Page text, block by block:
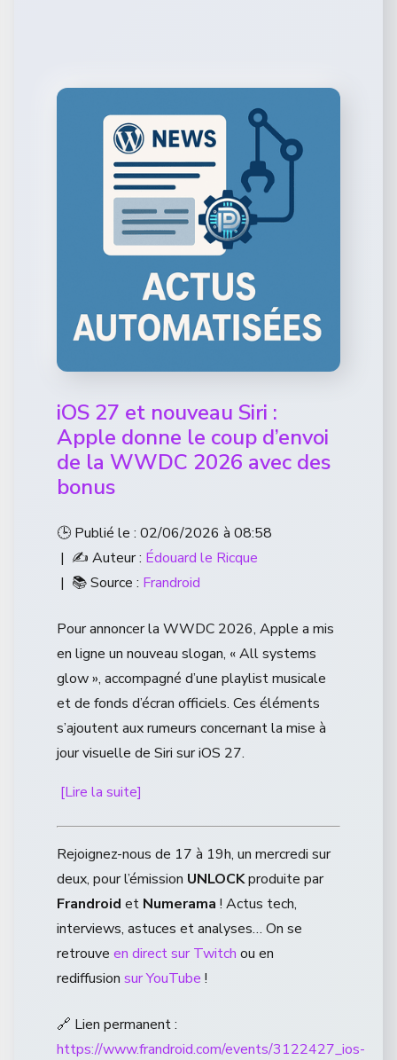
iOS 27 et nouveau Siri :
Apple donne le coup d’envoi
de la WWDC 2026 avec des
bonus
🕒 Publié le : 02/06/2026 à 08:58
| ✍️ Auteur : Édouard le Ricque
| 📚 Source : Frandroid
Pour annoncer la WWDC 2026, Apple a mis
en ligne un nouveau slogan, « All systems
glow », accompagné d’une playlist musicale
et de fonds d’écran officiels. Ces éléments
s’ajoutent aux rumeurs concernant la mise à
jour visuelle de Siri sur iOS 27.
[Lire la suite]
Rejoignez-nous de 17 à 19h, un mercredi sur
deux, pour l’émission UNLOCKproduite par
Frandroid et Numerama ! Actus tech,
interviews, astuces et analyses… On se
retrouve en direct sur Twitch ou en
rediffusion sur YouTube !
🔗 Lien permanent :
https://www.frandroid.com/events/3122427_ios-